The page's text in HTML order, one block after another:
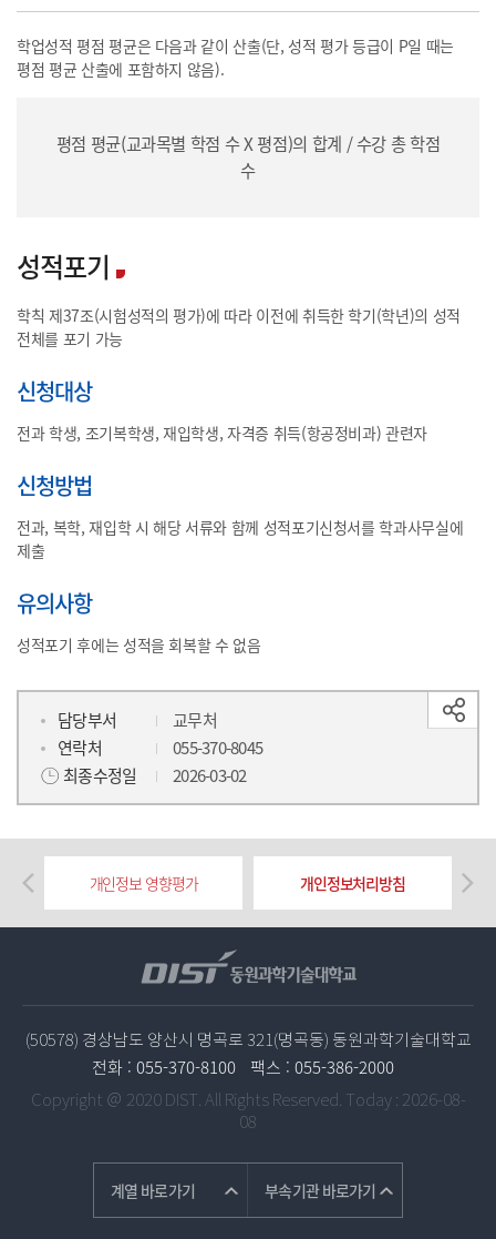
학업성적 평점 평균은 다음과 같이 산출(단, 성적 평가 등급이 P일 때는
평점 평균 산출에 포함하지 않음).
평점 평균(교과목별 학점 수 X 평점)의 합계 / 수강 총 학점
수
성적포기
학칙 제37조(시험성적의 평가)에 따라 이전에 취득한 학기(학년)의 성적
전체를 포기 가능
신청대상
전과 학생, 조기복학생, 재입학생, 자격증 취득(항공정비과) 관련자
신청방법
전과, 복학, 재입학 시 해당 서류와 함께 성적포기신청서를 학과사무실에
제출
유의사항
성적포기 후에는 성적을 회복할 수 없음
담당부서
교무처
연락처
055-370-8045
최종수정일
2026-03-02
(50578) 경상남도 양산시 명곡로 321(명곡동) 동원과학기술대학교
전화 : 055-370-8100 팩스 : 055-386-2000
Copyright ＠ 2020 DIST. All Rights Reserved. Today : 2026-08-
08
개인정보 영향평가 개인정보처리방침
계열 바로가기 부속기관 바로가기